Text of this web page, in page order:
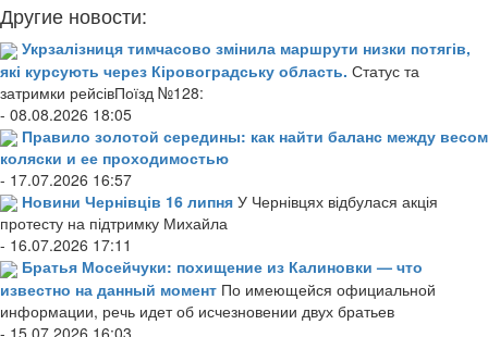
Другие новости:
Укрзалізниця тимчасово змінила маршрути низки потягів,
які курсують через Кіровоградську область. Статус та
затримки рейсівПоїзд №128:
- 08.08.2026 18:05
Правило золотой середины: как найти баланс между весом
коляски и ее проходимостью
- 17.07.2026 16:57
Новини Чернівців 16 липня У Чернівцях відбулася акція
протесту на підтримку Михайла
- 16.07.2026 17:11
Братья Мосейчуки: похищение из Калиновки — что
известно на данный момент По имеющейся официальной
информации, речь идет об исчезновении двух братьев
- 15.07.2026 16:03